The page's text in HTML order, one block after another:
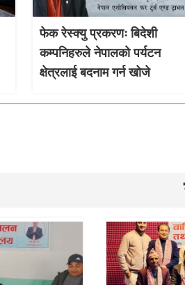
फेक रेस्क्यु प्रकरणः बिदेशी
कम्पनिहरुले नेपालको पर्यटन
क्षेत्रलाई बदनाम गर्न खोजे